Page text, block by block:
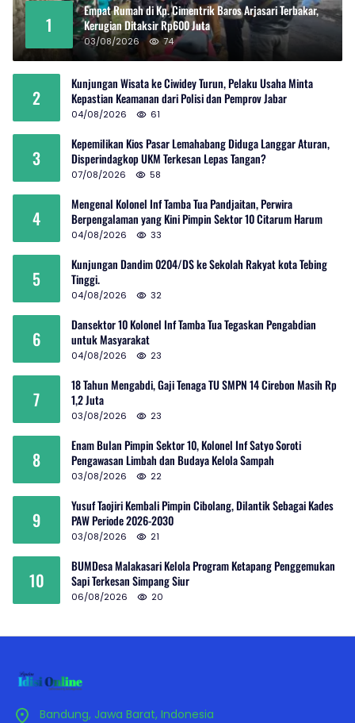
1
Empat Rumah di Kp. Cimentrik Baros Arjasari Terbakar,
Kerugian Ditaksir Rp600 Juta
03/08/2026 74
2
Kunjungan Wisata ke Ciwidey Turun, Pelaku Usaha Minta
Kepastian Keamanan dari Polisi dan Pemprov Jabar
04/08/2026 61
3
Kepemilikan Kios Pasar Lemahabang Diduga Langgar Aturan,
Disperindagkop UKM Terkesan Lepas Tangan?
07/08/2026 58
4
Mengenal Kolonel Inf Tamba Tua Pandjaitan, Perwira
Berpengalaman yang Kini Pimpin Sektor 10 Citarum Harum
04/08/2026 33
5
Kunjungan Dandim 0204/DS ke Sekolah Rakyat kota Tebing
Tinggi.
04/08/2026 32
6
Dansektor 10 Kolonel Inf Tamba Tua Tegaskan Pengabdian
untuk Masyarakat
04/08/2026 23
7
18 Tahun Mengabdi, Gaji Tenaga TU SMPN 14 Cirebon Masih Rp
1,2 Juta
03/08/2026 23
8
Enam Bulan Pimpin Sektor 10, Kolonel Inf Satyo Soroti
Pengawasan Limbah dan Budaya Kelola Sampah
03/08/2026 22
9
Yusuf Taojiri Kembali Pimpin Cibolang, Dilantik Sebagai Kades
PAW Periode 2026-2030
03/08/2026 21
10
BUMDesa Malakasari Kelola Program Ketapang Penggemukan
Sapi Terkesan Simpang Siur
06/08/2026 20
Bandung, Jawa Barat, Indonesia